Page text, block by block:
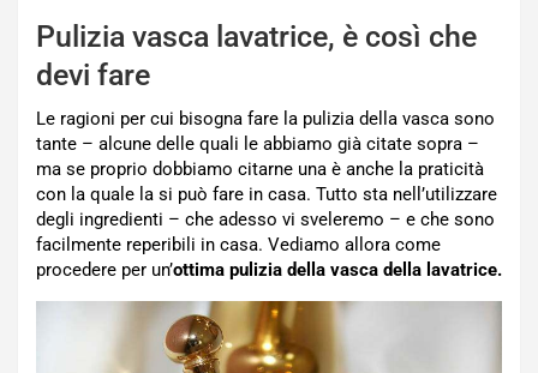
Pulizia vasca lavatrice, è così che
devi fare
Le ragioni per cui bisogna fare la pulizia della vasca sono
tante – alcune delle quali le abbiamo già citate sopra –
ma se proprio dobbiamo citarne una è anche la praticità
con la quale la si può fare in casa. Tutto sta nell’utilizzare
degli ingredienti – che adesso vi sveleremo – e che sono
facilmente reperibili in casa. Vediamo allora come
procedere per un’ottima pulizia della vasca della lavatrice.